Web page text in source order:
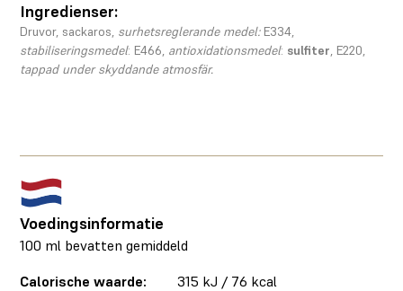
Ingredienser:
Druvor, sackaros, surhetsreglerande medel:E334,
stabiliseringsmedel: E466, antioxidationsmedel: sulfiter, E220,
tappad under skyddande atmosfär.
Voedingsinformatie
100 ml bevatten gemiddeld
Calorische waarde:
315 kJ / 76 kcal